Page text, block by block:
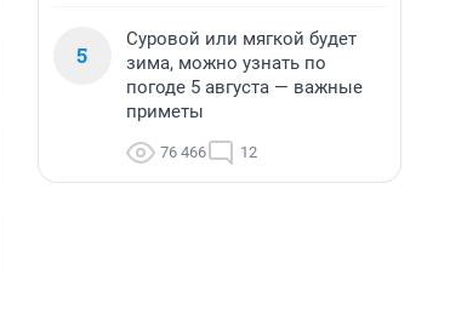
5
Суровой или мягкой будет
зима, можно узнать по
погоде 5 августа — важные
приметы
76 466 12